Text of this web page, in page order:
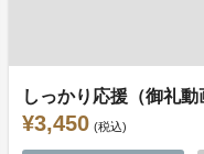
しっかり応援（御礼動
¥3,450 (税込)